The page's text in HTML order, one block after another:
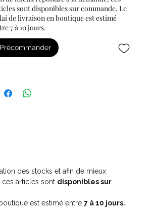
sont disponibles sur commande. Le
de livraison en boutique est estimé
7 à 10 jours.
Précommander
des stocks et afin de mieux
articles sont disponibles sur
est estimé entre 7 à 10 jours.